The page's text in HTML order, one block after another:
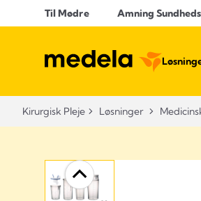
Til Mødre Amning
Kirurgisk Pleje Løsninger